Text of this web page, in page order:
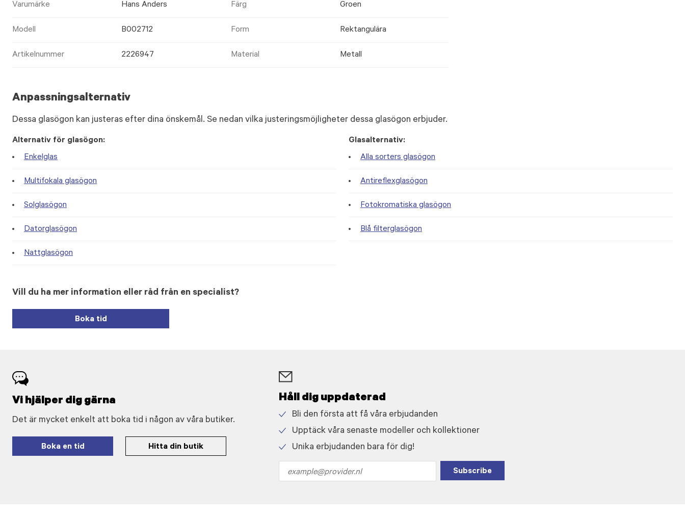
Varumärke Hans Anders Färg Groen
Modell B002712 Form Rektangulära
Artikelnummer 2226947 Material Metall
Anpassningsalternativ
Dessa glasögon kan justeras efter dina önskemål. Se nedan vilka justeringsmöjligheter dessa glasögon erbjuder.
Alternativ för glasögon:
Enkelglas
Multifokala glasögon
Solglasögon
Datorglasögon
Nattglasögon
Glasalternativ:
Alla sorters glasögon
Antireflexglasögon
Fotokromatiska glasögon
Blå filterglasögon
Vill du ha mer information eller råd från en specialist?
Boka tid
Vi hjälper dig gärna
Det är mycket enkelt att boka tid i någon av våra butiker.
Boka en tid Hitta din butik
Håll dig uppdaterad
icon
Bli den första att få våra erbjudanden
icon
Upptäck våra senaste modeller och kollektioner
Unika erbjudanden bara för dig!
address
Subscribe